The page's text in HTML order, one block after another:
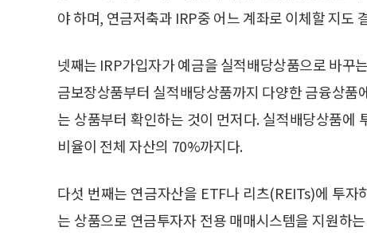
야 하며, 연금저축과 IRP중 어느 계좌로 이체할 지도
넷째는 IRP가입자가 예금을 실적배당상품으로 바꾸
금보장상품부터 실적배당상품까지 다양한 금융상
는 상품부터 확인하는 것이 먼저다. 실적배당상품에
비율이 전체 자산의 70%까지다.
다섯 번째는 연금자산을 ETF나 리츠(REITs)에 투
는 상품으로 연금투자자 전용 매매시스템을 지원하